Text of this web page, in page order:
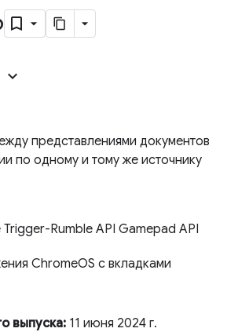
представлениями документов
по одному и тому же источнику
Rumble API Gamepad API
ChromeOS с вкладками
выпуска: 11 июня 2024 г.